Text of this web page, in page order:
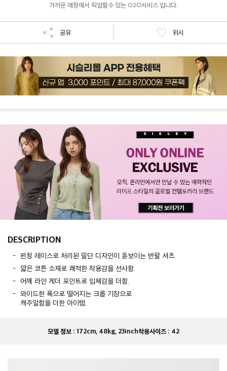
가까운 매장에서 픽업할수 있는 O2O서비스 입니다.
공유 위시
DESCRIPTION
펀칭 레이스로 처리된 밑단 디자인이 돋보이는 반팔 셔츠.
얇은 코튼 소재로 쾌적한 착용감을 선사함.
어깨 라인 게더 포인트로 입체감을 더함.
와이드한 폭으로 떨어지는 크롭 기장으로
캐주얼함을 더한 아이템.
모델 정보 : 172cm, 48kg, 23inch착용사이즈 : 42